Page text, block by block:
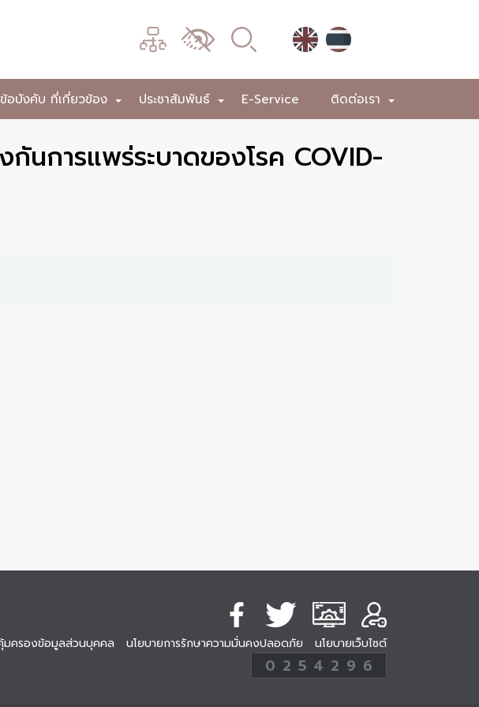
เมนู
เปลี่ยน
ผล
+
อบังคับ ที่เกี่ยวข้อง +
ประชาสัมพันธ์ E-Service +
ติดต่อเรา
กันการแพร่ระบาดของโรค COVID-
มครองข้อมูลส่วนบุคคล นโยบายการรักษาความมั่นคงปลอดภัย นโยบายเว็บไซต์
254296
ครั้ง
0 2 5 4 2 9 6